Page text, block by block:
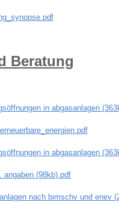
Beratung
in abgasanlagen
in abgasanlagen
angaben (98kb).pdf
nach bimschv und enev